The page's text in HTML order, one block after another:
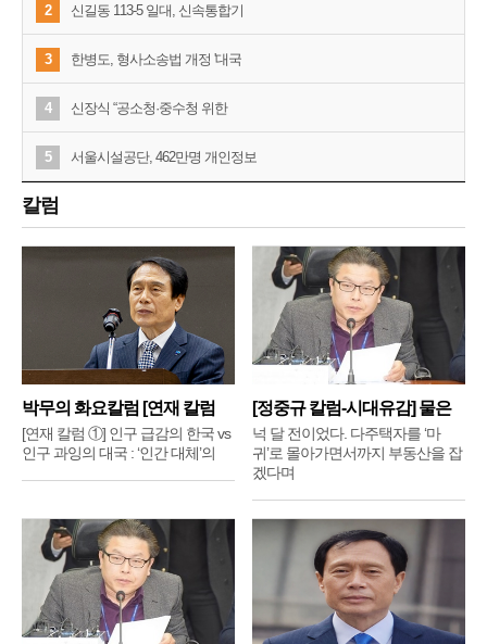
2 신길동 113-5 일대, 신속통합기
3 한병도, 형사소송법 개정 '대국
4 신장식 “공소청·중수청 위한
5 서울시설공단, 462만명 개인정보
칼럼
박무의 화요칼럼 [연재 칼럼
①]
[연재 칼럼 ①] 인구 급감의 한국 vs
인구 과잉의 대국 : ‘인간 대체’의
[정중규 칼럼-시대유감] 물은
배
넉 달 전이었다. 다주택자를 ‘마
귀’로 몰아가면서까지 부동산을 잡
겠다며